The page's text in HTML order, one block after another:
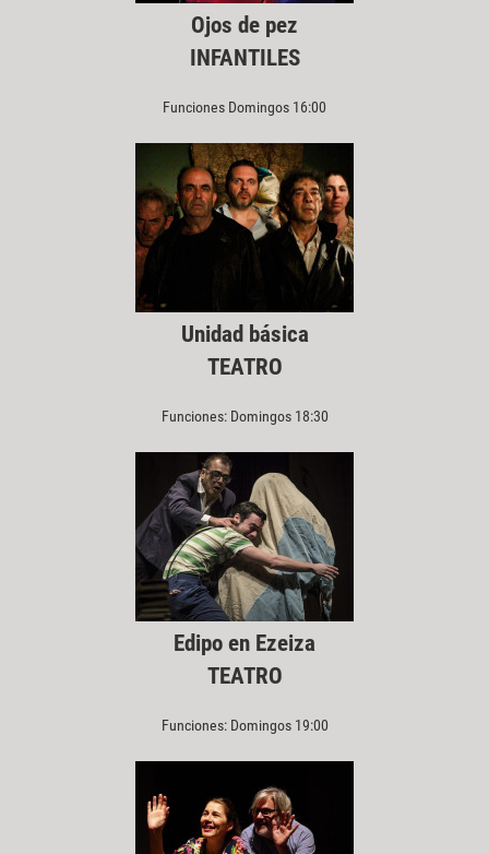
Ojos de pez
INFANTILES
Funciones Domingos 16:00
Unidad básica
TEATRO
Funciones: Domingos 18:30
Edipo en Ezeiza
TEATRO
Funciones: Domingos 19:00